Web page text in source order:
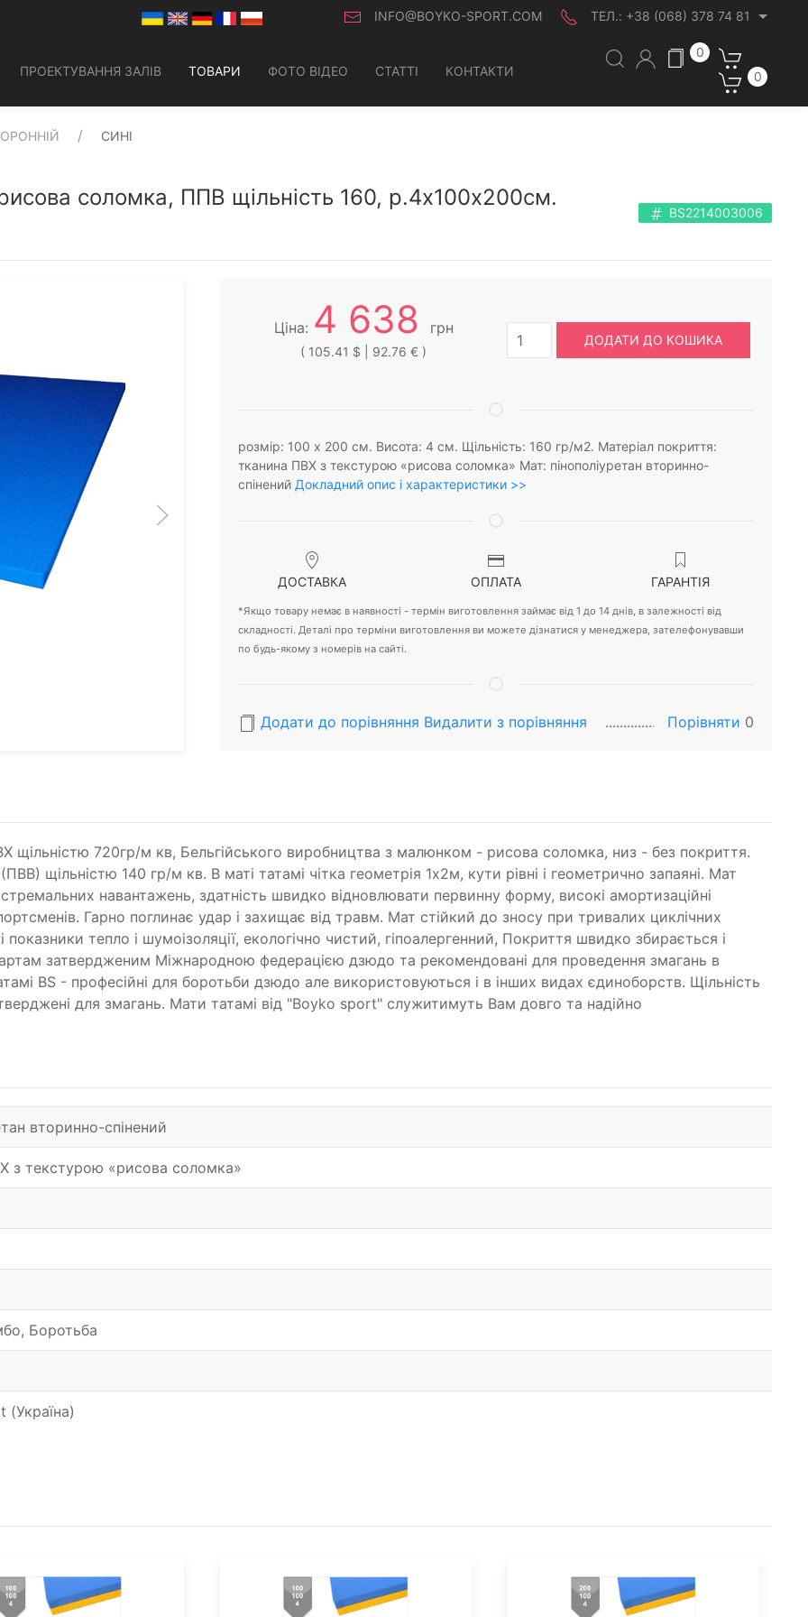
INFO@BOYKO-SPORT.COM ТЕЛ.: +38 (068) 378 74 81
ПРОЕКТУВАННЯ ЗАЛІВ ТОВАРИ ФОТО ВІДЕО СТАТТІ КОНТАКТИ
0
0
СИНІ
соломка, ППВ щільність 160, р.4х100х200см.
BS2214003006
Ціна: 4 638 грн
( 105.41 $ | 92.76 € )
ДОДАТИ ДО КОШИКА
розмір: 100 х 200 см. Висота: 4 см. Щільність: 160 гр/м2. Матеріал покриття:
тканина ПВХ з текстурою «рисова соломка» Мат: пінополіуретан вторинно-
спінений Докладний опис і характеристики >>
ДОСТАВКА ОПЛАТА ГАРАНТІЯ
*Якщо товару немає в наявності - термін виготовлення займає від 1 до 14 днів, в залежності від
складності. Деталі про терміни виготовлення ви можете дізнатися у менеджера, зателефонувавши
по будь-якому з номерів на сайті.
Додати до порівняння Видалити з порiвняння Порівняти 0
щільністю 720гр/м кв, Бельгійського виробництва з малюнком - рисова соломка, низ - без покриття.
щільністю 140 гр/м кв. В маті татамі чітка геометрія 1х2м, кути рівні і геометрично запаяні. Мат
навантажень, здатність швидко відновлювати первинну форму, високі амортизаційні
Гарно поглинає удар і захищає від травм. Мат стійкий до зносу при тривалих циклічних
тепло і шумоізоляції, екологічно чистий, гіпоалергенний, Покриття швидко збирається і
затвердженим Міжнародною федерацією дзюдо та рекомендовані для проведення змагань в
BS - професійні для боротьби дзюдо але використовуються і в інших видах єдиноборств. Щільність
для змагань. Мати татамі від "Boyko sport" служитимуть Вам довго та надійно
вторинно-спінений
з текстурою «рисова соломка»
Боротьба
(Україна)